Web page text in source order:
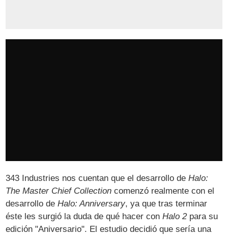
343 Industries nos cuentan que el desarrollo deHalo:
The Master Chief Collection comenzó realmente con el
desarrollo deHalo: Anniversary, ya que tras terminar
éste les surgió la duda de qué hacer conHalo 2para su
edición "Aniversario". El estudio decidió que sería una